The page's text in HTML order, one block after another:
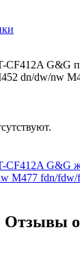
CF412A G&G
dn/dw/nw
CF412A G&G
M477 fdn/
Отзывы о